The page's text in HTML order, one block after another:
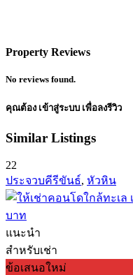
Property Reviews
No reviews found.
คุณต้อง เข้าสู่ระบบ เพื่อลงรีวิว
Similar Listings
22
ประจวบคีรีขันธ์, หัวหิน
แนะนำ
สำหรับเช่า
ข้อเสนอใหม่